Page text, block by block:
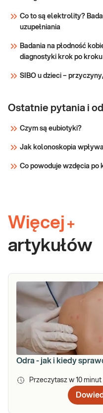
z podróży
tropikalnej
PRZYJAZNE
Co to są elektrolity?
uzupełniania
Badania na płodność
diagnostyki krok po kroku
SIBO u dzieci –
Ostatnie pytania i
Czym są eubiotyki?
Jak kolonoskopia
Co powoduje wzdęcia po
Więcej +
artykułów
Odra - jak i kiedy
Przeczytasz w 10 minut